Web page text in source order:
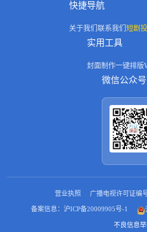
快捷导航
关于我们 联系我们 短剧
实用工具
封面制作一键排版
微信公众号
营业执照 广播电视许可证编
备案信息：沪ICP备20009905号-1
不良信息举